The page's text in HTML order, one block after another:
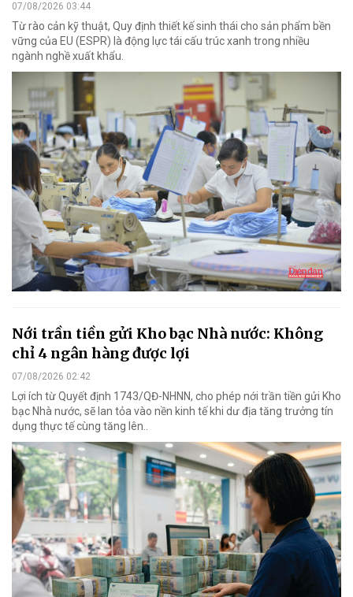
07/08/2026 03:44
Từ rào cản kỹ thuật, Quy định thiết kế sinh thái cho sản phẩm bền
vững của EU (ESPR) là động lực tái cấu trúc xanh trong nhiều
ngành nghề xuất khẩu.
Nới trần tiền gửi Kho bạc Nhà nước: Không
chỉ 4 ngân hàng được lợi
07/08/2026 02:42
Lợi ích từ Quyết định 1743/QĐ-NHNN, cho phép nới trần tiền gửi Kho
bạc Nhà nước, sẽ lan tỏa vào nền kinh tế khi dư địa tăng trưởng tín
dụng thực tế cùng tăng lên..